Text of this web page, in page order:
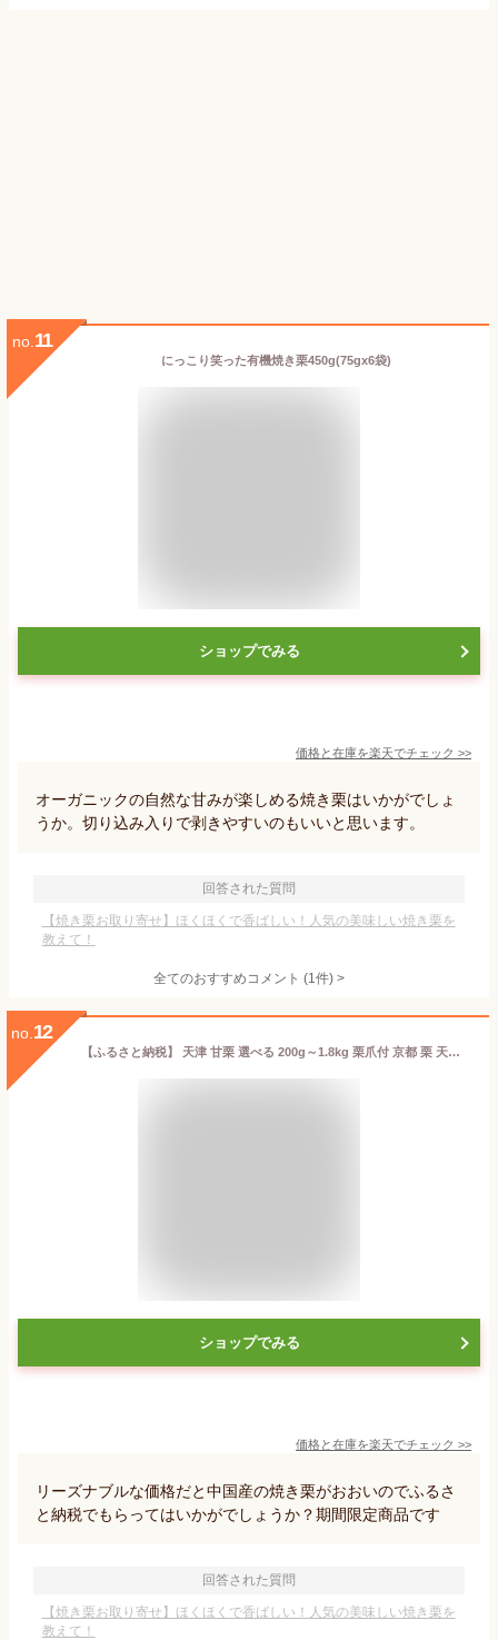
no. 11
にっこり笑った有機焼き栗450g(75gx6袋)
ショップでみる
価格と在庫を楽天でチェック >>
オーガニックの自然な甘みが楽しめる焼き栗はいかがでしょ
うか。切り込み入りで剥きやすいのもいいと思います。
回答された質問
【焼き栗お取り寄せ】ほくほくで香ばしい！人気の美味しい焼き栗を
教えて！
全てのおすすめコメント (1件) >
no. 12
【ふるさと納税】 天津 甘栗 選べる 200g～1.8kg 栗爪付 京都 栗 天津甘栗 期間限定 数量限定 限定 焼栗 焼き栗 おやつ あまぐり くり お菓子 おつまみ スイーツ ケーキ 和菓子 洋菓子 アレンジ レシピ パウンドケーキ 甘露煮 マロン モンブラン 栗ご飯 旬 秋 冬 八幡 京都府
ショップでみる
価格と在庫を楽天でチェック >>
リーズナブルな価格だと中国産の焼き栗がおおいのでふるさ
と納税でもらってはいかがでしょうか？期間限定商品です
回答された質問
【焼き栗お取り寄せ】ほくほくで香ばしい！人気の美味しい焼き栗を
教えて！